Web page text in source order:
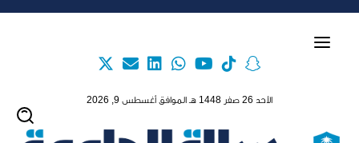
الأحد 26 صفر 1448 هـ الموافق أغسطس 9, 2026